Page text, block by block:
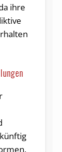
ihre